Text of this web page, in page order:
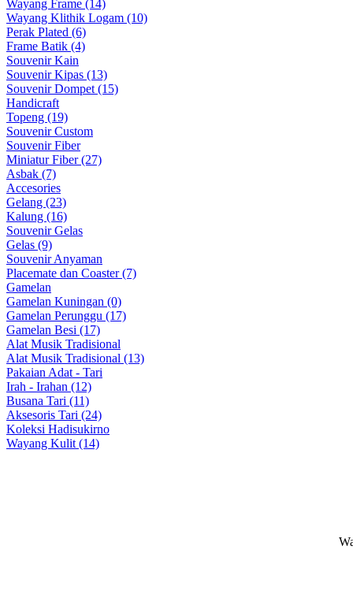
Wayang Frame (14)
Wayang Klithik Logam (10)
Perak Plated (6)
Frame Batik (4)
Souvenir Kain
Souvenir Kipas (13)
Souvenir Dompet (15)
Handicraft
Topeng (19)
Souvenir Custom
Souvenir Fiber
Miniatur Fiber (27)
Asbak (7)
Accesories
Gelang (23)
Kalung (16)
Souvenir Gelas
Gelas (9)
Souvenir Anyaman
Placemate dan Coaster (7)
Gamelan
Gamelan Kuningan (0)
Gamelan Perunggu (17)
Gamelan Besi (17)
Alat Musik Tradisional
Alat Musik Tradisional (13)
Pakaian Adat - Tari
Irah - Irahan (12)
Busana Tari (11)
Aksesoris Tari (24)
Koleksi Hadisukirno
Wayang Kulit (14)